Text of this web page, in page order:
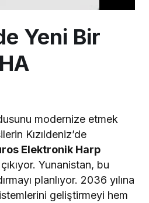
Yeni Bir
modernize etmek
Kızıldeniz’de
Elektronik Harp
Yunanistan, bu
planlıyor. 2036 yılına
geliştirmeyi hem